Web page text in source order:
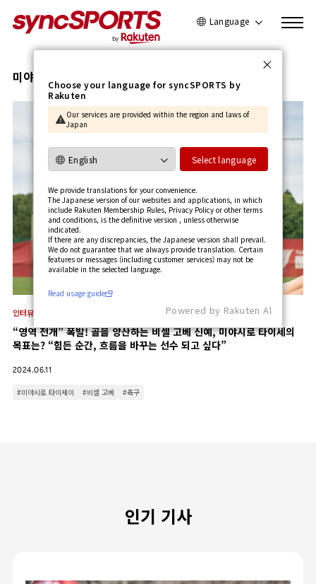
Language
日本語
繁體中文
미야시로 타이세이
인터뷰
“영역 전개” 폭발! 골을 양산하는 비셀 고베 신예, 미야시로 타이세의
목표는? “힘든 순간, 흐름을 바꾸는 선수 되고 싶다”
2024.06.11
#미야시로 타이세이 #비셀 고베 #축구
인기 기사
Choose your language for syncSPORTS by
Rakuten
Our services are provided within the region and laws of
Japan
Select language
We provide translations for your convenience.
The Japanese version of our websites and applications, in which
include Rakuten Membership Rules, Privacy Policy or other terms
and conditions, is the definitive version , unless otherwise
indicated.
If there are any discrepancies, the Japanese version shall prevail.
We do not guarantee that we always provide translation. Certain
features or messages (including customer services) may not be
available in the selected language.​
Read usage guide
Powered by Rakuten Al
사용가이드 보기